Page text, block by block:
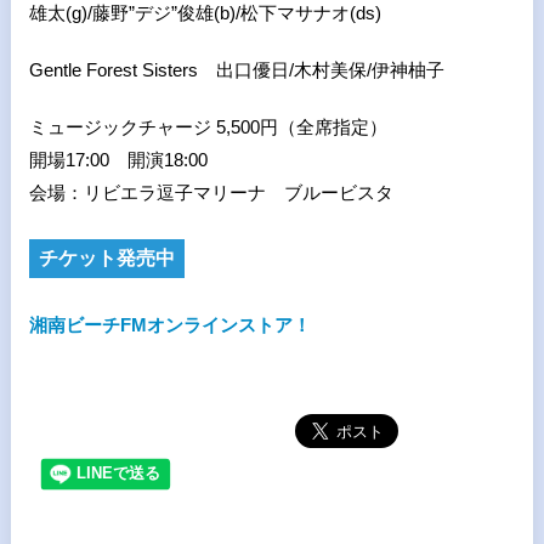
雄太(g)/藤野”デジ”俊雄(b)/松下マサナオ(ds)
Gentle Forest Sisters 出口優日/木村美保/伊神柚子
ミュージックチャージ 5,500円（全席指定）
開場17:00 開演18:00
会場：リビエラ逗子マリーナ ブルービスタ
チケット発売中
湘南ビーチFMオンラインストア！